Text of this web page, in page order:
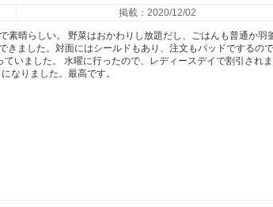
掲載：2020/12/02
晴らしい。 野菜はおかわりし放題だし、ごはんも普通か羽
ました。対面にはシールドもあり、注文もパッドでするの
いました。 水曜に行ったので、レディースデイで割引され
なりました。最高です。